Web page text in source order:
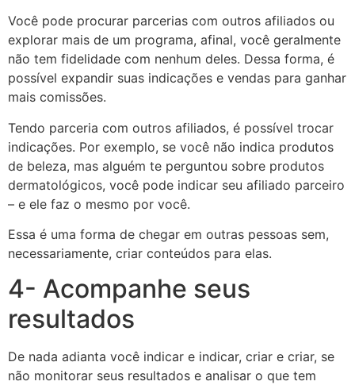
Você pode procurar parcerias com outros afiliados ou
explorar mais de um programa, afinal, você geralmente
não tem fidelidade com nenhum deles. Dessa forma, é
possível expandir suas indicações e vendas para ganhar
mais comissões.
Tendo parceria com outros afiliados, é possível trocar
indicações. Por exemplo, se você não indica produtos
de beleza, mas alguém te perguntou sobre produtos
dermatológicos, você pode indicar seu afiliado parceiro
– e ele faz o mesmo por você.
Essa é uma forma de chegar em outras pessoas sem,
necessariamente, criar conteúdos para elas.
4- Acompanhe seus
resultados
De nada adianta você indicar e indicar, criar e criar, se
não monitorar seus resultados e analisar o que tem